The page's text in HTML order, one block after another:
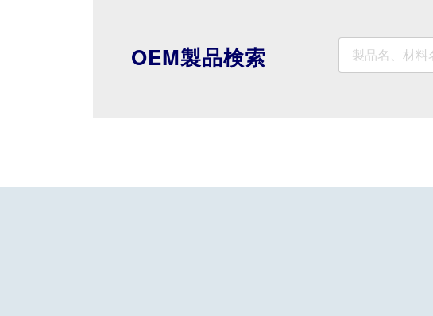
OEM製品検索